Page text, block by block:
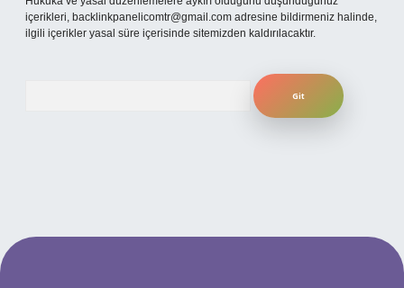
içerikleri, backlinkpanelicomtr@gmail.com adresine bildirmeniz halinde,
ilgili içerikler yasal süre içerisinde sitemizden kaldırılacaktır.
ilbet mobil giriş